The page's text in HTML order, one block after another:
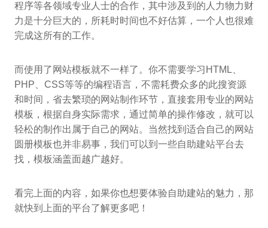
程序等各领域专业人士的合作，其中涉及到的人力物力财
力是十分巨大的，所耗时时间也不好估算，一个人也很难
完成这所有的工作。
而使用了网站模板就不一样了。你不需要学习HTML、
PHP、CSS等等的编程语言，不需耗费众多的此搜资源
和时间，省去繁琐的网站制作环节，直接套用专业的网站
模板，根据自身实际需求，通过简单的操作修改，就可以
轻松的制作出属于自己的网站。当然找到适合自己的网站
圆册模板也并非易事，我们可以到一些自助建站平台去
找，模板涵盖面越广越好。
看完上面的内容，如果你也想要体验自助建站的魅力，那
就快到上面的平台了解更多吧！